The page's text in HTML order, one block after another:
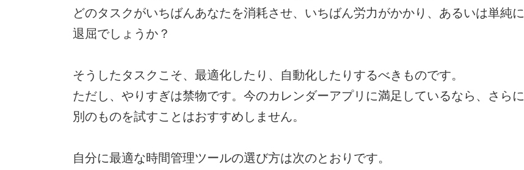
どのタスクがいちばんあなたを消耗させ、いちばん労力がかかり、あるいは単純に
退屈でしょうか？
そうしたタスクこそ、最適化したり、自動化したりするべきものです。
ただし、やりすぎは禁物です。今のカレンダーアプリに満足しているなら、さらに
別のものを試すことはおすすめしません。
自分に最適な時間管理ツールの選び方は次のとおりです。